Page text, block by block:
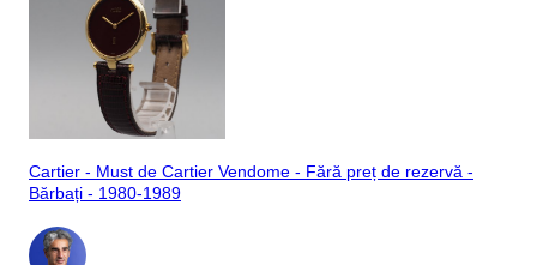
Cartier - Must de Cartier Vendome - Fără preț de rezervă -
Bărbați - 1980-1989